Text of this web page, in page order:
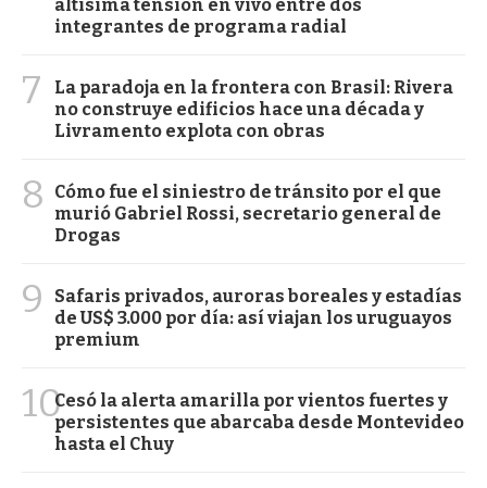
altísima tensión en vivo entre dos
integrantes de programa radial
7
La paradoja en la frontera con Brasil: Rivera
no construye edificios hace una década y
Livramento explota con obras
8
Cómo fue el siniestro de tránsito por el que
murió Gabriel Rossi, secretario general de
Drogas
9
Safaris privados, auroras boreales y estadías
de US$ 3.000 por día: así viajan los uruguayos
premium
10Cesó la alerta amarilla por vientos fuertes y
persistentes que abarcaba desde Montevideo
hasta el Chuy